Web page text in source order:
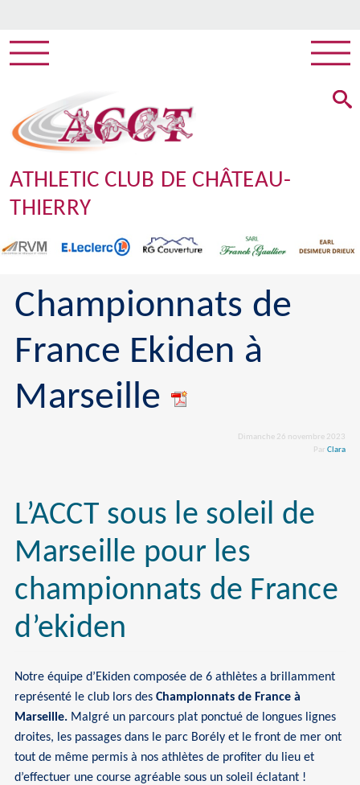
ATHLETIC CLUB DE CHÂTEAU-
THIERRY
Championnats de
France Ekiden à
Marseille
Dimanche 26 novembre 2023
Par Clara
L’ACCT sous le soleil de
Marseille pour les
championnats de France
d’ekiden
Notre équipe d’Ekiden composée de 6 athlètes a brillamment
représenté le club lors desChampionnats de France à
Marseille. Malgré un parcours plat ponctué de longues lignes
droites, les passages dans le parc Borély et le front de mer ont
tout de même permis à nos athlètes de profiter du lieu et
d’effectuer une course agréable sous un soleil éclatant !